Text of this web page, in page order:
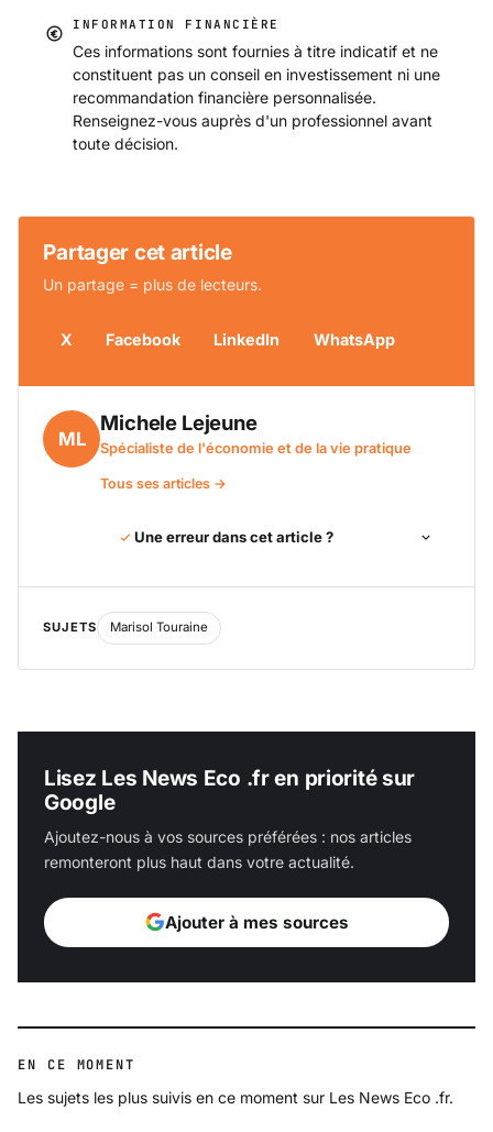
INFORMATION FINANCIÈRE
Ces informations sont fournies à titre indicatif et ne
constituent pas un conseil en investissement ni une
recommandation financière personnalisée.
Renseignez-vous auprès d'un professionnel avant
toute décision.
Partager cet article
Un partage = plus de lecteurs.
X Facebook LinkedIn WhatsApp
ML
Michele Lejeune
Spécialiste de l'économie et de la vie pratique
Tous ses articles →
Une erreur dans cet article ?
SUJETS Marisol Touraine
Lisez Les News Eco .fr en priorité sur
Google
Ajoutez-nous à vos sources préférées : nos articles
remonteront plus haut dans votre actualité.
Ajouter à mes sources
EN CE MOMENT
Les sujets les plus suivis en ce moment sur Les News Eco .fr.